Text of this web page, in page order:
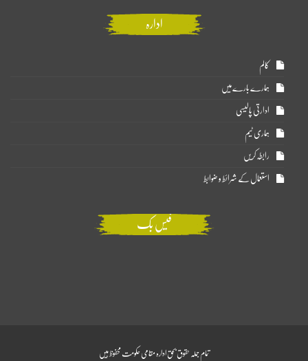
ادارہ
کالم
ہمارے بارے میں
ادارتی پالیسی
ہماری ٹیم
رابطہ کریں
استعمال کے شرائط و ضوابط
فیس بک
تمام جملہ حقوق بحق ادارہ مقامی حکومت محفوظ ہیں